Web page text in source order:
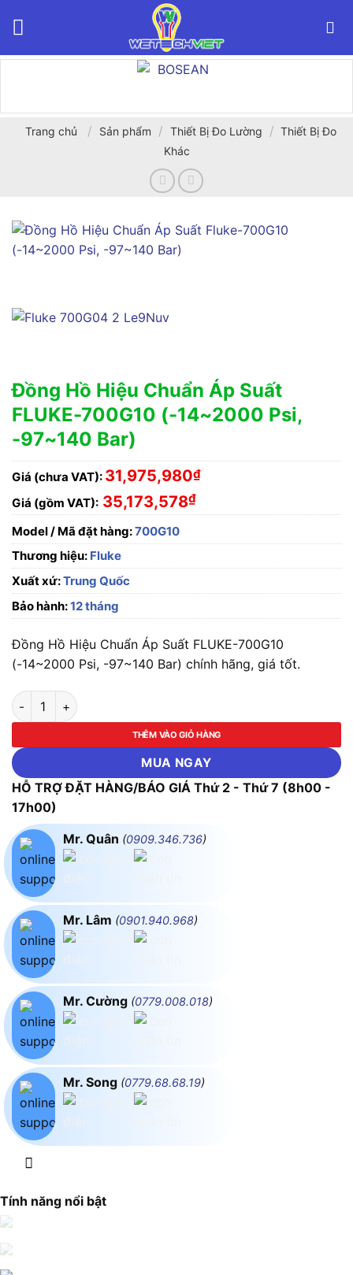
Trang chủ / Sản phẩm / Thiết Bị Đo Lường / Thiết Bị Đo
Khác
Đồng Hồ Hiệu Chuẩn Áp Suất
FLUKE-700G10 (-14~2000 Psi,
-97~140 Bar)
Giá (chưa VAT): 31,975,980₫
Giá (gồm VAT): 35,173,578₫
Model / Mã đặt hàng:700G10
Thương hiệu: Fluke
Xuất xứ:Trung Quốc
Bảo hành:12 tháng
Đồng Hồ Hiệu Chuẩn Áp Suất FLUKE-700G10
(-14~2000 Psi, -97~140 Bar) chính hãng, giá tốt.
Đồng Hồ Hiệu Chuẩn Áp Suất FLUKE-700G10 (-14~2000
THÊM VÀO GIỎ HÀNG
MUA NGAY
HỖ TRỢ ĐẶT HÀNG/BÁO GIÁ Thứ 2 - Thứ 7 (8h00 -
17h00)
Mr. Quân (0909.346.736)
Mr. Lâm (0901.940.968)
Mr. Cường (0779.008.018)
Mr. Song (0779.68.68.19)
Tính năng nổi bật